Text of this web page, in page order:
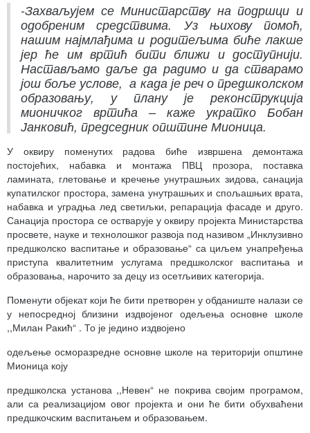
-Захваљујем се Министарству на подршци и
одобреним средствима. Уз њихову помоћ,
нашим најмлађима и родитељима биће лакше
јер ће им вртић бити ближи и доступнији.
Настављамо даље да радимо и да стварамо
још боље услове, а када је реч о предшколском
образовању, у плану је реконструкција
мионичког вртића – каже укратко Бобан
Јанковић, председник општине Мионица.
У оквиру поменутих радова биће извршена демонтажа
постојећих, набавка и монтажа ПВЦ прозора, поставка
ламината, глетовање и кречење унутрашњих зидова, санација
купатилског простора, замена унутрашњих и спољашњих врата,
набавка и уградња лед светиљки, репарација фасаде и друго.
Санација простора се остварује у оквиру пројекта Министарства
просвете, науке и технолошког развоја под називом „Инклузивно
предшколско васпитање и образовање“ са циљем унапређења
приступа квалитетним услугама предшколског васпитања и
образовања, нарочито за децу из осетљивих категорија.
Поменути објекат који ће бити претворен у обданиште налази се
у непосредној близини издвојеног одељења основне школе
,,Милан Ракић“ . То је једино издвојено
одељење осморазредне основне школе на територији општине
Мионица коју
предшколска установа ,,Невен“ не покрива својим програмом,
али са реализацијом овог пројекта и они ће бити обухваћени
предшкочским васпитањем и образовањем.